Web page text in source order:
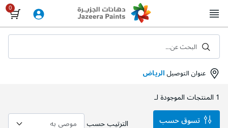
to
Content
عنوان التوصيلالرياض
البحث عن...
1 المنتجات الموجودة لـ
الترتيب حسب
تسوق حسب